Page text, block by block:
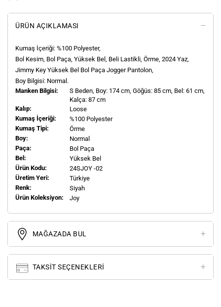
ÜRÜN AÇIKLAMASI
Kumaş İçeriği: %100 Polyester,
Bol Kesim, Bol Paça, Yüksek Bel, Beli Lastikli, Örme, 2024 Yaz,
Jimmy Key Yüksek Bel Bol Paça Jogger Pantolon,
Boy Bilgisi: Normal.
Manken Bilgisi:
S Beden, Boy: 174 cm, Göğüs: 85 cm, Bel: 61 cm,
Kalça: 87 cm
Kalıp:
Loose
Kumaş İçeriği:
%100 Polyester
Kumaş Tipi:
Örme
Boy:
Normal
Paça:
Bol Paça
Bel:
Yüksek Bel
Ürün Kodu:
24SJOY -02
Üretim Yeri:
Türkiye
Renk:
Siyah
Ürün Koleksiyon:
Joy
MAĞAZADA BUL
TAKSIT SEÇENEKLERI